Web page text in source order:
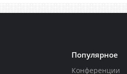
Популярное
Конференции